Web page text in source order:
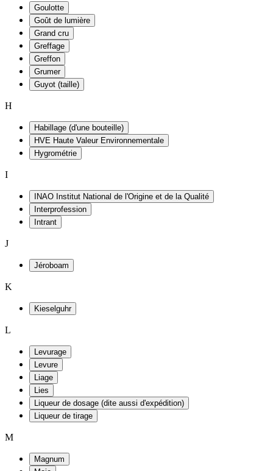
Goulotte
Goût de lumière
Grand cru
Greffage
Greffon
Grumer
Guyot (taille)
H
Habillage (d'une bouteille)
HVE Haute Valeur Environnementale
Hygrométrie
I
INAO Institut National de l'Origine et de la Qualité
Interprofession
Intrant
J
Jéroboam
K
Kieselguhr
L
Levurage
Levure
Liage
Lies
Liqueur de dosage (dite aussi d'expédition)
Liqueur de tirage
M
Magnum